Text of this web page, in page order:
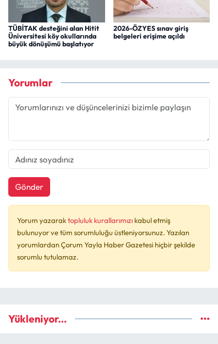
TÜBİTAK desteğini alan Hitit
Üniversitesi köy okullarında
büyük dönüşümü başlatıyor
2026-ÖZYES sınav giriş
belgeleri erişime açıldı
Yorumlar
Gönder
Yorum yazaraktopluluk kurallarımızı kabul etmiş
bulunuyor ve tüm sorumluluğu üstleniyorsunuz. Yazılan
yorumlardan Çorum Yayla Haber Gazetesi hiçbir şekilde
sorumlu tutulamaz.
Yükleniyor...